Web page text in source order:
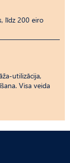
līdz 200 eiro
utilizācija,
Visa veida